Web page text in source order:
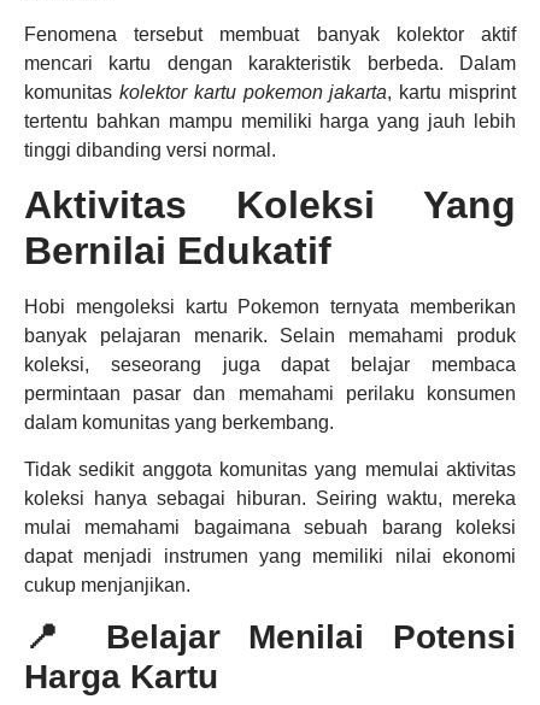
Fenomena tersebut membuat banyak kolektor aktif
mencari kartu dengan karakteristik berbeda. Dalam
komunitas kolektor kartu pokemon jakarta, kartu misprint
tertentu bahkan mampu memiliki harga yang jauh lebih
tinggi dibanding versi normal.
Aktivitas Koleksi Yang
Bernilai Edukatif
Hobi mengoleksi kartu Pokemon ternyata memberikan
banyak pelajaran menarik. Selain memahami produk
koleksi, seseorang juga dapat belajar membaca
permintaan pasar dan memahami perilaku konsumen
dalam komunitas yang berkembang.
Tidak sedikit anggota komunitas yang memulai aktivitas
koleksi hanya sebagai hiburan. Seiring waktu, mereka
mulai memahami bagaimana sebuah barang koleksi
dapat menjadi instrumen yang memiliki nilai ekonomi
cukup menjanjikan.
📍 Belajar Menilai Potensi
Harga Kartu